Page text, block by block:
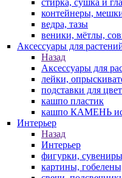
контейнеры,
ведра, тазы
веники, мётлы,
Аксессуары для
Назад
Аксессуары для
лейки,
подставки для
кашпо пластик
кашпо КАМЕНЬ
Интерьер
Назад
Интерьер
фигурки,
картины,